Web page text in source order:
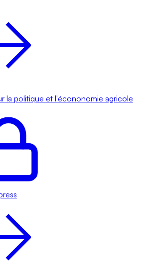
la politique et l'écononomie agricole